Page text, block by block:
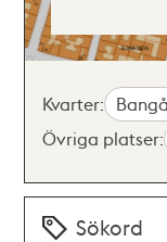
Kvarter:
Övriga platser:
Sökord